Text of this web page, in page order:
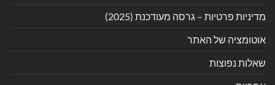
מדיניות פרטיות – גרסה מעודכנת (2025)
אוטומציה של האתר
שאלות נפוצות